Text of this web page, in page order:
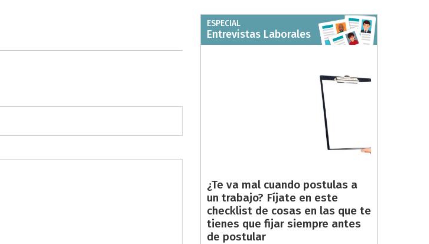
ESPECIAL
Entrevistas Laborales
¿Te va mal cuando postulas a
un trabajo? Fíjate en este
checklist de cosas en las que te
tienes que fijar siempre antes
de postular